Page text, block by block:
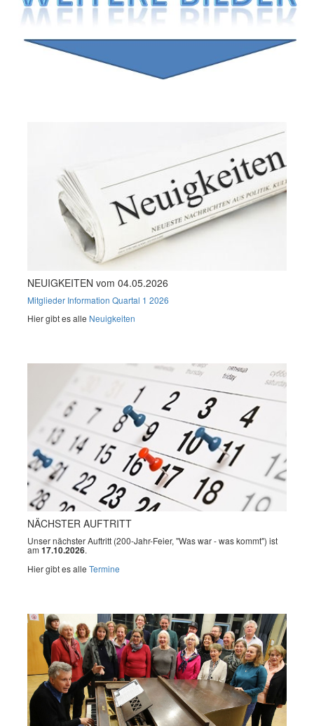
NEUIGKEITEN vom 04.05.2026
Mitglieder Information Quartal 1 2026
Hier gibt es alle Neuigkeiten
NÄCHSTER AUFTRITT
Unser nächster Auftritt (200-Jahr-Feier, "Was war - was kommt") ist
am 17.10.2026.
Hier gibt es alle Termine